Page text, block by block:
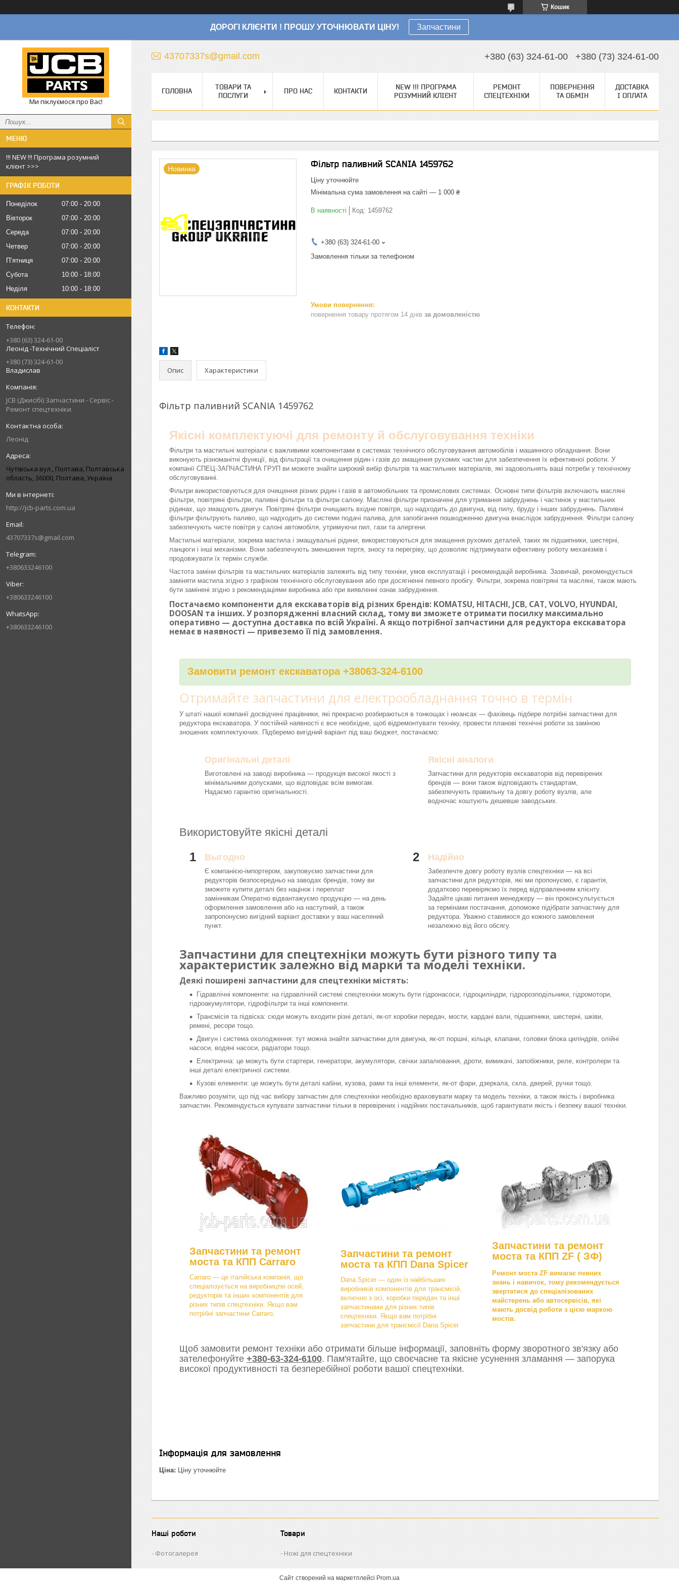
Кошик
ДОРОГІ КЛІЄНТИ ! ПРОШУ УТОЧНЮВАТИ ЦІНУ! Запчастини
Ми піклуємося про Вас!
!!! NEW !!! Програма розумний
клієнт >>>
ГРАФІК РОБОТИ
Понеділок 07:00
20:00
Вівторок
07:00
20:00
Середа
07:00
20:00
Четвер
07:00
20:00
Пʼятниця
07:00
20:00
Субота
10:00
18:00
Неділя
10:00 18:00
КОНТАКТИ
+380 (63) 324-61-00
Леонід -Технічний Спеціаліст
+380 (73) 324-61-00
Владислав
JCB (Джисібі) Запчастини - Сервіс -
Ремонт спецтехніки
Леонід
Чутівська вул., Полтава, Полтавська
область, 36000, Полтава, Україна
http://jcb-parts.com.ua
43707337s@gmail.com
+380633246100
+380633246100
+380633246100
43707337s@gmail.com +380 (63) 324-61-00 +380 (73) 324-61-00
ГОЛОВНА
ТОВАРИ ТА
ПОСЛУГИ
ПРО НАС КОНТАКТИ
NEW !!! ПРОГРАМА
РОЗУМНИЙ КЛІЄНТ
РЕМОНТ
СПЕЦТЕХНІКИ
ПОВЕРНЕННЯ
ТА ОБМІН
ДОСТАВКА
І ОПЛАТА
Новинка Фільтр паливний SCANIA 1459762
Ціну уточнюйте
Мінімальна сума замовлення на сайті — 1 000 ₴
В наявності Код: 1459762
+380 (63) 324-61-00
Замовлення тільки за телефоном
повернення товару протягом 14 днів за домовленістю
Опис Характеристики
Фільтр паливний SCANIA 1459762
Якісні комплектуючі для ремонту й обслуговування техніки
Фільтри та мастильні матеріали є важливими компонентами в системах технічного обслуговування автомобілів і машинного обладнання. Вони
виконують різноманітні функції, від фільтрації та очищення рідин і газів до змащення рухомих частин для забезпечення їх ефективної роботи. У
компанії СПЕЦ-ЗАПЧАСТИНА ГРУП ви можете знайти широкий вибір фільтрів та мастильних матеріалів, які задовольнять ваші потреби у технічному
обслуговуванні.
Фільтри використовуються для очищення різних рідин і газів в автомобільних та промислових системах. Основні типи фільтрів включають масляні
фільтри, повітряні фільтри, паливні фільтри та фільтри салону. Масляні фільтри призначені для утримання забруднень і частинок у мастильних
рідинах, що змащують двигун. Повітряні фільтри очищають вхідне повітря, що надходить до двигуна, від пилу, бруду і інших забруднень. Паливні
фільтри фільтрують паливо, що надходить до системи подачі палива, для запобігання пошкодженню двигуна внаслідок забруднення. Фільтри салону
забезпечують чисте повітря у салоні автомобіля, утримуючи пил, гази та алергени.
Мастильні матеріали, зокрема мастила і змащувальні рідини, використовуються для змащення рухомих деталей, таких як підшипники, шестерні,
ланцюги і інші механізми. Вони забезпечують зменшення тертя, зносу та перегріву, що дозволяє підтримувати ефективну роботу механізмів і
продовжувати їх термін служби.
Частота заміни фільтрів та мастильних матеріалів залежить від типу техніки, умов експлуатації і рекомендацій виробника. Зазвичай, рекомендується
заміняти мастила згідно з графіком технічного обслуговування або при досягненні певного пробігу. Фільтри, зокрема повітряні та масляні, також мають
бути замінені згідно з рекомендаціями виробника або при виявленні ознак забруднення.
Постачаємо компоненти для екскаваторів від різних брендів: KOMATSU, HITACHI, JCB, CAT, VOLVO, HYUNDAI,
DOOSAN та інших. У розпорядженні власний склад, тому ви зможете отримати посилку максимально
оперативно — доступна доставка по всій Україні. А якщо потрібної запчастини для редуктора екскаватора
немає в наявності — привеземо її під замовлення.
Замовити ремонт екскаватора +38063-324-6100
Отримайте запчастини для електрообладнання точно в термін
У штаті нашої компанії досвідчені працівники, які прекрасно розбираються в тонкощах і нюансах — фахівець підбере потрібні запчастини для
редуктора екскаватора. У постійній наявності є все необхідне, щоб відремонтувати техніку, провести планові технічні роботи за заміною
зношених комплектуючих. Підберемо вигідний варіант під ваш бюджет, постачаємо:
Оригінальні деталі
Виготовлені на заводі виробника — продукція високої якості з
мінімальними допусками, що відповідає всім вимогам.
Надаємо гарантію оригінальності.
Якісні аналоги
Запчастини для редукторів екскаваторів від перевірених
брендів — вони також відповідають стандартам,
забезпечують правильну та довгу роботу вузлів, але
водночас коштують дешевше заводських.
Використовуйте якісні деталі
1 Выгодно
Є компанією-імпортером, закуповуємо запчастини для
редукторів безпосередньо на заводах брендів, тому ви
зможете купити деталі без націнок і переплат
замінникам.Оператно відвантажуємо продукцію — на день
оформлення замовлення або на наступний, а також
запропонуємо вигідний варіант доставки у ваш населений
пункт.
2 Надійно
Забезпечте довгу роботу вузлів спецтехніки — на всі
запчастини для редукторів, які ми пропонуємо, є гарантія,
додатково перевіряємо їх перед відправленням клієнту.
Задайте цікаві питання менеджеру — він проконсультується
за термінами постачання, допоможе підібрати запчастину для
редуктора. Уважно ставимося до кожного замовлення
незалежно від його обсягу.
Запчастини для спецтехніки можуть бути різного типу та
характеристик залежно від марки та моделі техніки.
Деякі поширені запчастини для спецтехніки містять:
Гідравлічні компоненти: на гідравлічній системі спецтехніки можуть бути гідронасоси, гідроциліндри, гідророзподільники, гідромотори,
гідроакумулятори, гідрофільтри та інші компоненти.
Трансмісія та підвіска: сюди можуть входити різні деталі, як-от коробки передач, мости, кардані вали, підшипники, шестерні, шківи,
ремені, ресори тощо.
Двигун і система охолодження: тут можна знайти запчастини для двигуна, як-от поршні, кільця, клапани, головки блока циліндрів, олійні
насоси, водяні насоси, радіатори тощо.
Електрична: це можуть бути стартери, генератори, акумулятори, свічки запалювання, дроти, вимикачі, запобіжники, реле, контролери та
інші деталі електричної системи.
Кузові елементи: це можуть бути деталі кабіни, кузова, рами та інші елементи, як-от фари, дзеркала, скла, дверей, ручки тощо.
Важливо розуміти, що під час вибору запчастин для спецтехніки необхідно враховувати марку та модель техніки, а також якість і виробника
запчастин. Рекомендується купувати запчастини тільки в перевірених і надійних постачальників, щоб гарантувати якість і безпеку вашої техніки.
Запчастини та ремонт
моста та КПП Carraro
Carraro — це італійська компанія, що
спеціалізується на виробництві осей,
редукторів та інших компонентів для
різних типів спецтехніки. Якщо вам
потрібні запчастини Carraro,
Запчастини та ремонт
моста та КПП Dana Spicer
Dana Spicer — один із найбільших
виробників компонентів для трансмісій,
включно з осі, коробки передач та інші
запчастинами для різних типів
спецтехніки. Якщо вам потрібні
запчастини для трансмісії Dana Spicer
Запчастини та ремонт
моста та КПП ZF ( ЗФ)
Ремонт моста ZF вимагає певних
знань і навичок, тому рекомендується
звертатися до спеціалізованих
майстерень або автосервісів, які
мають досвід роботи з цією маркою
мостів.
Щоб замовити ремонт техніки або отримати більше інформації, заповніть форму зворотного зв'язку або
зателефонуйте +380-63-324-6100. Пам'ятайте, що своєчасне та якісне усунення зламання — запорука
високої продуктивності та безперебійної роботи вашої спецтехніки.
Інформація для замовлення
Ціна: Ціну уточнюйте
Наші роботи
Фотогалерея
Товари
Ножі для спецтехніки
Сайт створений на маркетплейсі Prom.ua